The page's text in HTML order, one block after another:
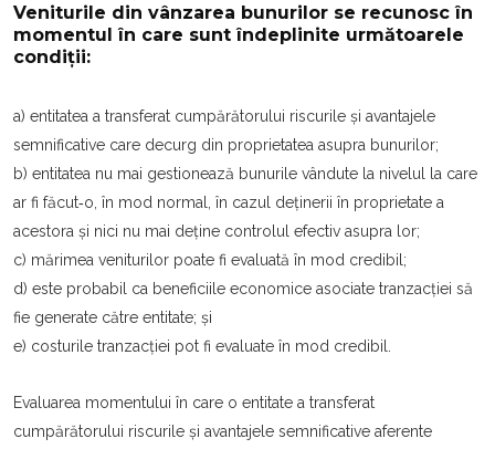
Veniturile din vânzarea bunurilor se recunosc în
momentul în care sunt îndeplinite următoarele
condiții:
a) entitatea a transferat cumpărătorului riscurile şi avantajele
semnificative care decurg din proprietatea asupra bunurilor;
b) entitatea nu mai gestionează bunurile vândute la nivelul la care
ar fi făcut‐o, în mod normal, în cazul deținerii în proprietate a
acestora şi nici nu mai deține controlul efectiv asupra lor;
c) mărimea veniturilor poate fi evaluată în mod credibil;
d) este probabil ca beneficiile economice asociate tranzacției să
fie generate către entitate; şi
e) costurile tranzacției pot fi evaluate în mod credibil.
Evaluarea momentului în care o entitate a transferat
cumpărătorului riscurile şi avantajele semnificative aferente